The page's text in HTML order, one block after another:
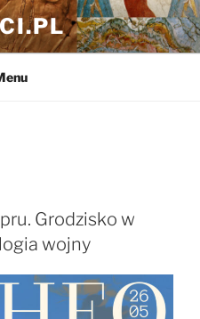
Grodzisko w
wojny